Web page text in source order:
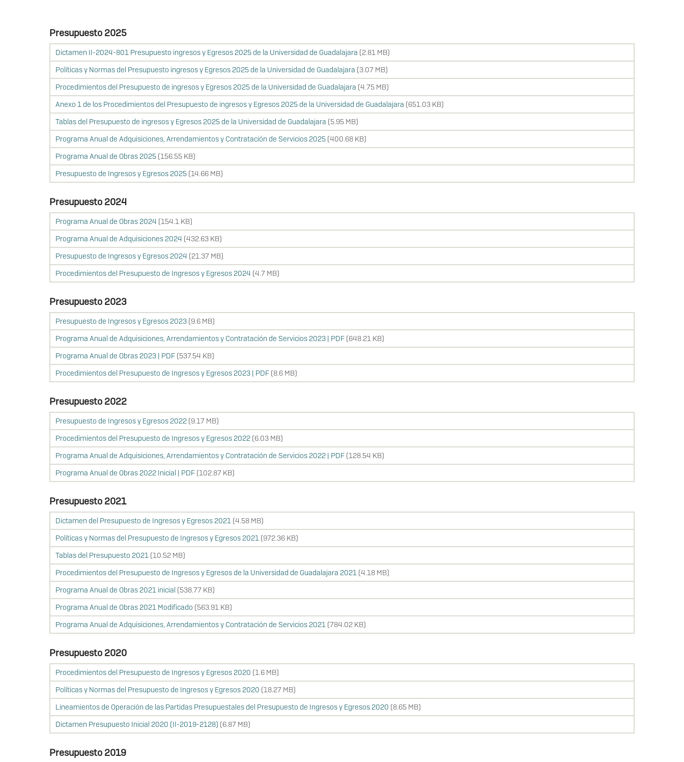
Presupuesto 2025
Dictamen II-2024-801 Presupuesto ingresos y Egresos 2025 de la Universidad de Guadalajara (2.81 MB)
Políticas y Normas del Presupuesto ingresos y Egresos 2025 de la Universidad de Guadalajara (3.07 MB)
Procedimientos del Presupuesto de ingresos y Egresos 2025 de la Universidad de Guadalajara (4.75 MB)
Anexo 1 de los Procedimientos del Presupuesto de ingresos y Egresos 2025 de la Universidad de Guadalajara (651.03 KB)
Tablas del Presupuesto de ingresos y Egresos 2025 de la Universidad de Guadalajara (5.95 MB)
Programa Anual de Adquisiciones, Arrendamientos y Contratación de Servicios 2025 (400.68 KB)
Programa Anual de Obras 2025 (156.55 KB)
Presupuesto de Ingresos y Egresos 2025 (14.66 MB)
Presupuesto 2024
Programa Anual de Obras 2024 (154.1 KB)
Programa Anual de Adquisiciones 2024 (432.63 KB)
Presupuesto de Ingresos y Egresos 2024 (21.37 MB)
Procedimientos del Presupuesto de Ingresos y Egresos 2024 (4.7 MB)
Presupuesto 2023
Presupuesto de Ingresos y Egresos 2023 (9.6 MB)
Programa Anual de Adquisiciones, Arrendamientos y Contratación de Servicios 2023 | PDF (648.21 KB)
Programa Anual de Obras 2023 | PDF (537.54 KB)
Procedimientos del Presupuesto de Ingresos y Egresos 2023 | PDF (8.6 MB)
Presupuesto 2022
Presupuesto de Ingresos y Egresos 2022 (9.17 MB)
Procedimientos del Presupuesto de Ingresos y Egresos 2022 (6.03 MB)
Programa Anual de Adquisiciones, Arrendamientos y Contratación de Servicios 2022 | PDF (128.54 KB)
Programa Anual de Obras 2022 Inicial | PDF (102.87 KB)
Presupuesto 2021
Dictamen del Presupuesto de Ingresos y Egresos 2021 (4.58 MB)
Políticas y Normas del Presupuesto de Ingresos y Egresos 2021 (972.36 KB)
Tablas del Presupuesto 2021 (10.52 MB)
Procedimientos del Presupuesto de Ingresos y Egresos de la Universidad de Guadalajara 2021 (4.18 MB)
Programa Anual de Obras 2021 inicial (538.77 KB)
Programa Anual de Obras 2021 Modificado (563.91 KB)
Programa Anual de Adquisiciones, Arrendamientos y Contratación de Servicios 2021 (784.02 KB)
Presupuesto 2020
Procedimientos del Presupuesto de Ingresos y Egresos 2020 (1.6 MB)
Políticas y Normas del Presupuesto de Ingresos y Egresos 2020 (18.27 MB)
Lineamientos de Operación de las Partidas Presupuestales del Presupuesto de Ingresos y Egresos 2020 (8.65 MB)
Dictamen Presupuesto Inicial 2020 (II-2019-2128) (6.87 MB)
Presupuesto 2019